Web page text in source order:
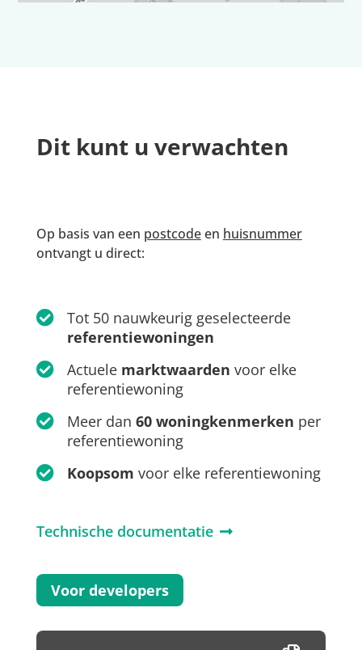
Dit kunt u verwachten
Op basis van een postcodeen huisnummer
ontvangt u direct:
Tot 50 nauwkeurig geselecteerde
referentiewoningen
Actuelemarktwaarden voor elke
referentiewoning
Meer dan 60 woningkenmerken per
referentiewoning
Koopsom voor elke referentiewoning
Technische documentatie
Voor developers